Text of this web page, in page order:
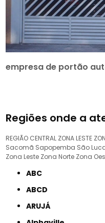
empresa de portão
Regiões onde a
REGIÃO CENTRAL ZONA LESTE
Sacomã Sapopemba São
Zona Leste Zona Norte Zona
ABC
ABCD
ARUJÁ